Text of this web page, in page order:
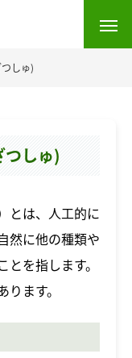
しゅ)
つしゅ)
とは、人工的に
然に他の種類や
を指します。
ます。